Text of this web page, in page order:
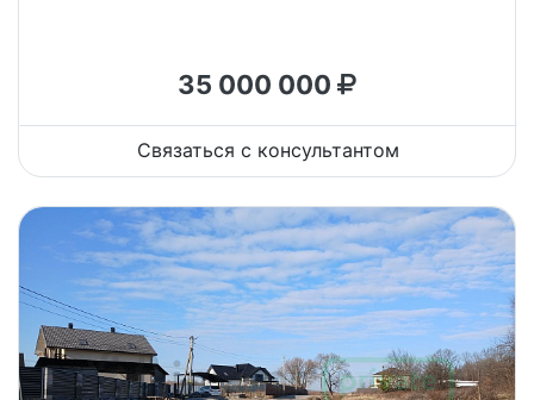
35 000 000
Связаться с консультантом